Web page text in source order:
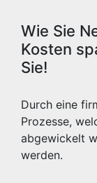
Wie Sie
Kosten
Sie!
Durch eine
Prozesse,
abgewickelt
werden.